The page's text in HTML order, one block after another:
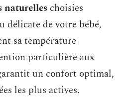
naturelles choisies
délicate de votre bébé,
sa température
particulière aux
un confort optimal,
les plus actives.